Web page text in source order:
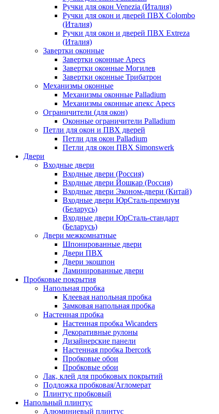
Ручки для окон Venezia (Италия)
Ручки для окон и дверей ПВХ Colombo
(Италия)
Ручки для окон и дверей ПВХ Extreza
(Италия)
Завертки оконные
Завертки оконные Apecs
Завертки оконные Могилев
Завертки оконные Трибатрон
Механизмы оконные
Механизмы оконные Palladium
Механизмы оконные апекс Apecs
Ограничители (для окон)
Оконные ограничители Palladium
Петли для окон и ПВХ дверей
Петли для окон Palladium
Петли для окон ПВХ Simonswerk
Двери
Входные двери
Входные двери (Россия)
Входные двери Йошкар (Россия)
Входные двери Эконом-двери (Китай)
Входные двери ЮрСталь-премиум
(Беларусь)
Входные двери ЮрСталь-стандарт
(Беларусь)
Двери межкомнатные
Шпонированные двери
Двери ПВХ
Двери экошпон
Ламинированные двери
Пробковые покрытия
Напольная пробка
Клеевая напольная пробка
Замковая напольная пробка
Настенная пробка
Настенная пробка Wicanders
Декоративные рулоны
Дизайнерские панели
Настенная пробка Ibercork
Пробковые обои
Пробковые обои
Лак, клей для пробковых покрытий
Подложка пробковая/Агломерат
Плинтус пробковый
Напольный плинтус
Алюминиевый плинтус